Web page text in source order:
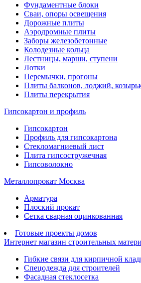
Фундаментные блоки
Сваи, опоры освещения
Дорожные плиты
Аэродромные плиты
Заборы железобетонные
Колодезные кольца
Лестницы, марши, ступени
Лотки
Перемычки, прогоны
Плиты балконов, лоджий,
Плиты перекрытия
Гипсокартон и профиль
Гипсокартон
Профиль для гипсокартона
Стекломагниевый лист
Плита гипсостружечная
Гипсоволокно
Металлопрокат Москва
Арматура
Плоский прокат
Сетка сварная оцинкованная
Готовые проекты домов
Интернет магазин строительных
Гибкие связи для кирпичной
Спецодежда для строителей
Фасадная стеклосетка